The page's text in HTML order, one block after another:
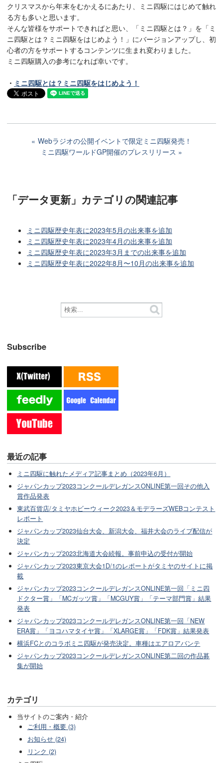
クリスマスから年末をむかえるにあたり、ミニ四駆にはじめて触れ
る方も多いと思います。
そんな皆様をサポートできればと思い、「ミニ四駆とは？」を「ミ
ニ四駆とは？ミニ四駆をはじめよう！」にバージョンアップし、初
心者の方をサポートするコンテンツに生まれ変わりました。
ミニ四駆購入の参考になれば幸いです。
・ ミニ四駆とは？ミニ四駆をはじめよう！
Webラジオの公開イベントで限定ミニ四駆発売！
ミニ四駆ワールドGP開催のプレスリリース
「データ更新」カテゴリの関連記事
ミニ四駆歴史年表に2023年5月の出来事を追加
ミニ四駆歴史年表に2023年4月の出来事を追加
ミニ四駆歴史年表に2023年3月までの出来事を追加
ミニ四駆歴史年表に2022年8月〜10月の出来事を追加
Subscribe
最近の記事
ミニ四駆に触れたメディア記事まとめ（2023年6月）
ジャパンカップ2023コンクールデレガンスONLINE第一回その他入
賞作品発表
東武百貨店/タミヤホビーウィーク2023＆モデラーズWEBコンテスト
レポート
ジャパンカップ2023仙台大会、新潟大会、福井大会のライブ配信が
決定
ジャパンカップ2023北海道大会続報。事前申込の受付が開始
ジャパンカップ2023東京大会1D/1のレポートがタミヤのサイトに掲
載
ジャパンカップ2023コンクールデレガンスONLINE第一回「ミニ四
ドクター賞」「MCガッツ賞」「MCGUY賞」「テーマ部門賞」結果
発表
ジャパンカップ2023コンクールデレガンスONLINE第一回「NEW
ERA賞」「ヨコハマタイヤ賞」「XLARGE賞」「FDK賞」結果発表
横浜FCとのコラボミニ四駆が発売決定。車種はエアロアバンテ
ジャパンカップ2023コンクールデレガンスONLINE第二回の作品募
集が開始
カテゴリ
当サイトのご案内・紹介
ご利用・概要 (3)
お知らせ (24)
リンク (2)